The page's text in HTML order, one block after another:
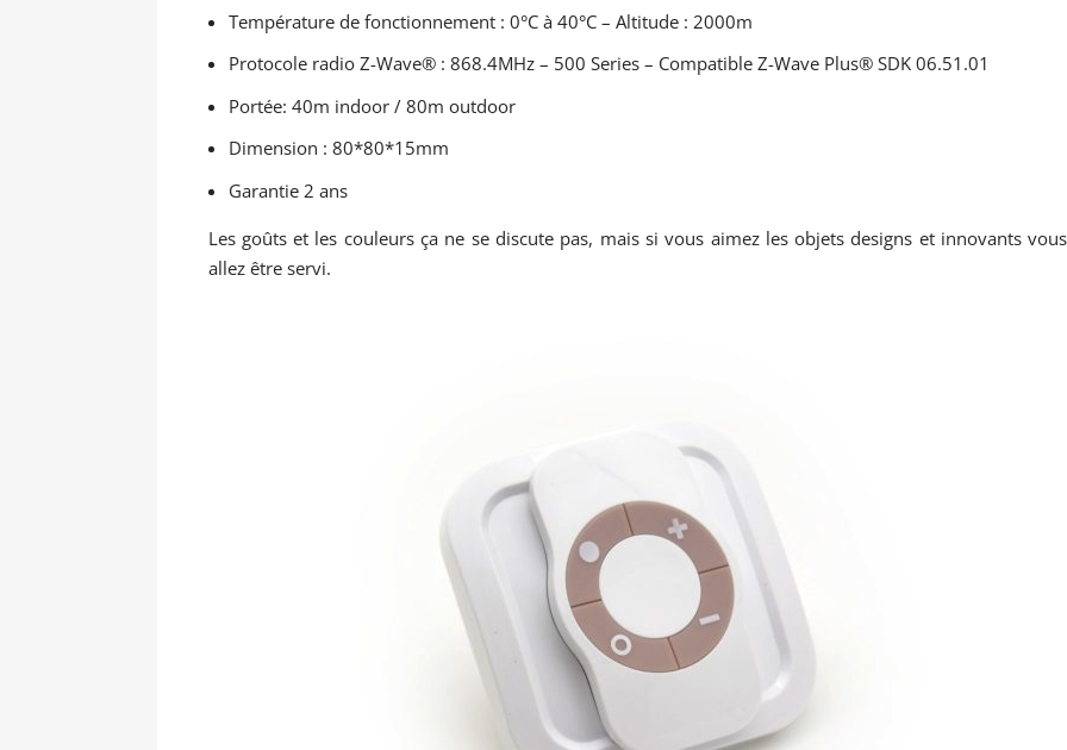
Température de fonctionnement : 0°C à 40°C – Altitude : 2000m
Protocole radio Z-Wave® : 868.4MHz – 500 Series – Compatible Z-Wave Plus® SDK 06.51.01
Portée: 40m indoor / 80m outdoor
Dimension : 80*80*15mm
Garantie 2 ans
Les goûts et les couleurs ça ne se discute pas, mais si vous aimez les objets designs et innovants vous
allez être servi.